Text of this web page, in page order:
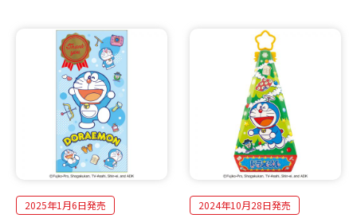
2025年1月6日発売 2024年10月28日発売